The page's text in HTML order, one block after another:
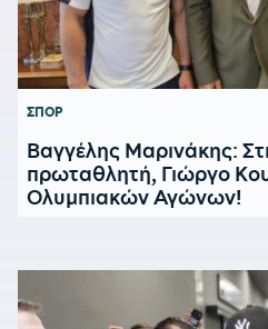
ΣΠΟΡ
Βαγγέλης Μαρινάκης:
πρωταθλητή, Γιώργο
Ολυμπιακών Αγώνων!